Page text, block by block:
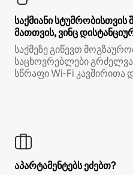
საქმიანი სტუმრობისთვის
მათთვის, ვინც
საქმეზე გიწევთ
საცხოვრებლები
სწრაფი Wi‑Fi კავშირითა
აპარტამენტებს ეძებთ?